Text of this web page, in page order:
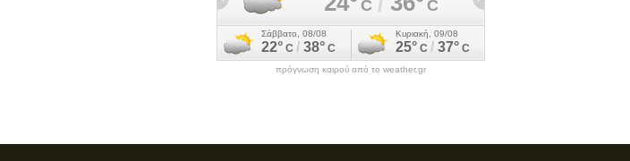
πρόγνωση καιρού από το weather.gr